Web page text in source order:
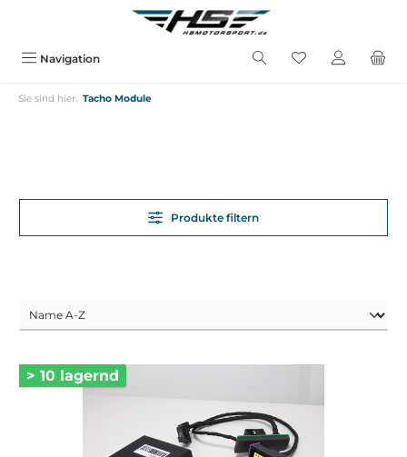
Navigation
Sie sind hier: Tacho Module
Produkte filtern
> 10 lagernd